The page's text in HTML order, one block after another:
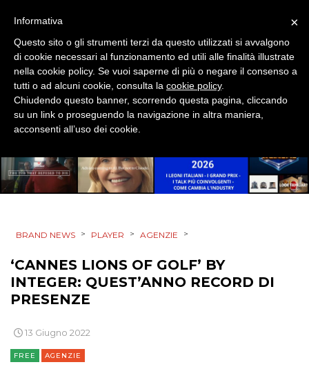
PRODOTTI
PUNTI VENDITA
DIGITALE
EDITORIA
ESTERNA
RADIO / AUDIO
BRAND NEWS > PLAYER > AGENZIE >
‘CANNES LIONS OF GOLF’ BY
INTEGER: QUEST’ANNO RECORD DI
PRESENZE
13 Giugno 2022
FREE AGENZIE
×
Informativa
Questo sito o gli strumenti terzi da questo utilizzati si avvalgono
di cookie necessari al funzionamento ed utili alle finalità illustrate
nella cookie policy. Se vuoi saperne di più o negare il consenso a
tutti o ad alcuni cookie, consulta la cookie policy.
Chiudendo questo banner, scorrendo questa pagina, cliccando
su un link o proseguendo la navigazione in altra maniera,
acconsenti all’uso dei cookie.